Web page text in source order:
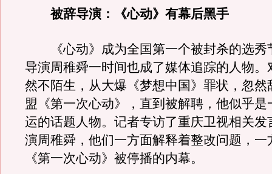
被辞导演：《心动》有幕后黑手
《心动》成为全国第一个被封杀的选秀
导演周稚舜一时间也成了媒体追踪的人物。
然不陌生，从大爆《梦想中国》罪状，忽然
盟《第一次心动》，直到被解聘，他似乎是
运的话题人物。记者专访了重庆卫视相关发
演周稚舜，他们一方面解释着整改问题，一
《第一次心动》被停播的内幕。